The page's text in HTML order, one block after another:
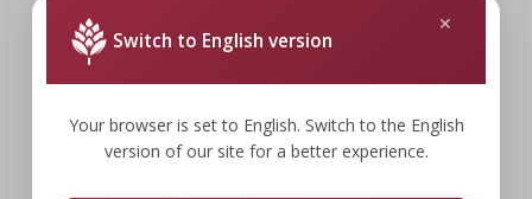
1,66 €
Switch to English version
Your browser is set to English. Switch to the English
version of our site for a better experience.